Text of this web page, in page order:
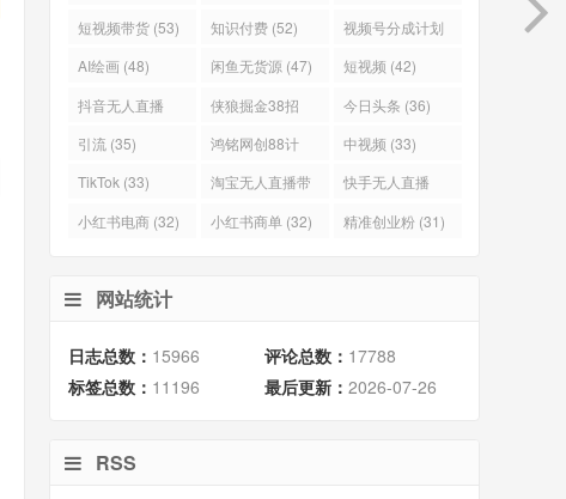
短视频带货 (53)
知识付费 (52)
视频号分成计划
(51)
AI绘画 (48) 闲鱼无货源 (47)
短视频 (42)
抖音无人直播
(40)
侠狼掘金38招
(38)
今日头条 (36)
引流 (35)
鸿铭网创88计
(35)
中视频 (33)
TikTok (33)
淘宝无人直播带
货 (33)
快手无人直播
(33)
小红‬书电商 (32) 小红书商单 (32) 精准创业粉 (31)
网站统计
日志总数： 15966 评论总数： 17788
标签总数： 11196 最后更新： 2026-07-26
RSS